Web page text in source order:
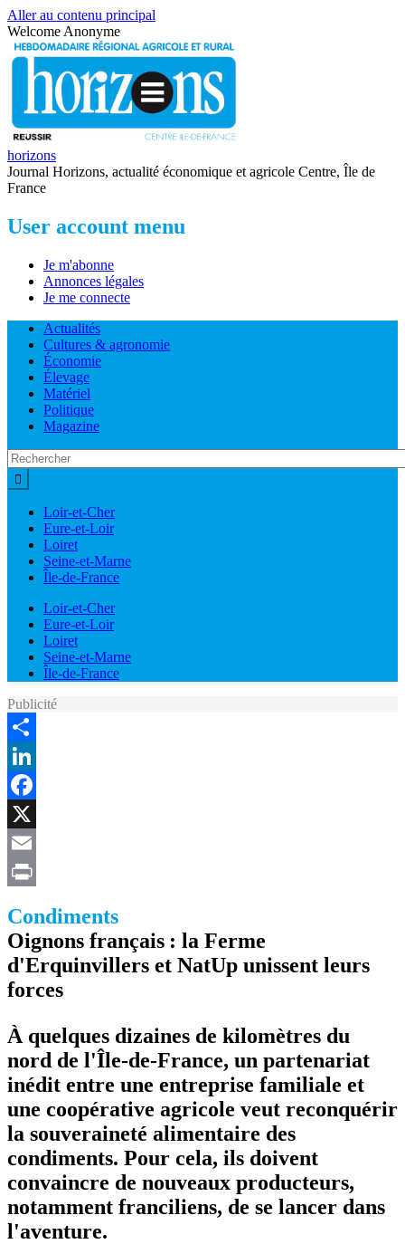
Aller au contenu principal
Welcome Anonyme
horizons
Journal Horizons, actualité économique et agricole Centre, Île de
France
User account menu
Je m'abonne
Annonces légales
Je me connecte
Actualités
Cultures & agronomie
Économie
Élevage
Matériel
Politique
Magazine
Loir-et-Cher
Eure-et-Loir
Loiret
Seine-et-Marne
Île-de-France
Loir-et-Cher
Eure-et-Loir
Loiret
Seine-et-Marne
Île-de-France
Publicité
Share
LinkedIn
Facebook
X
Email
Condiments
Oignons français : la Ferme
d'Erquinvillers et NatUp unissent leurs
forces
À quelques dizaines de kilomètres du
nord de l'Île-de-France, un partenariat
inédit entre une entreprise familiale et
une coopérative agricole veut reconquérir
la souveraineté alimentaire des
condiments. Pour cela, ils doivent
convaincre de nouveaux producteurs,
notamment franciliens, de se lancer dans
l'aventure.